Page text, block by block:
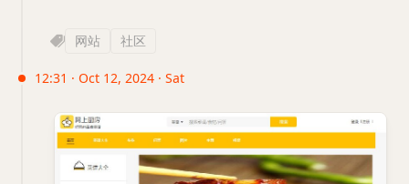
网站 社区
12:31 · Oct 12, 2024 · Sat